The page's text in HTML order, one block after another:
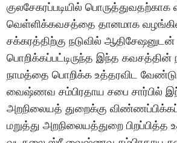
குலசேகரப்படியில்
வெள்ளிக்கவசத்தை தானமாக
சக்கரத்திற்கு நடுவில் ஆதிசேஷனுடன்
பொறிக்கப்பட்டிருந்த இந்த கவசத்தின்
நாமத்தை பொறிக்க உத்தரவிட
வைஷ்ணவ சம்பிரதாய சபை சார்பில்
அறநிலையத் துறைக்கு
மறுத்து அறநிலையத்துறை பிறப்பித்த